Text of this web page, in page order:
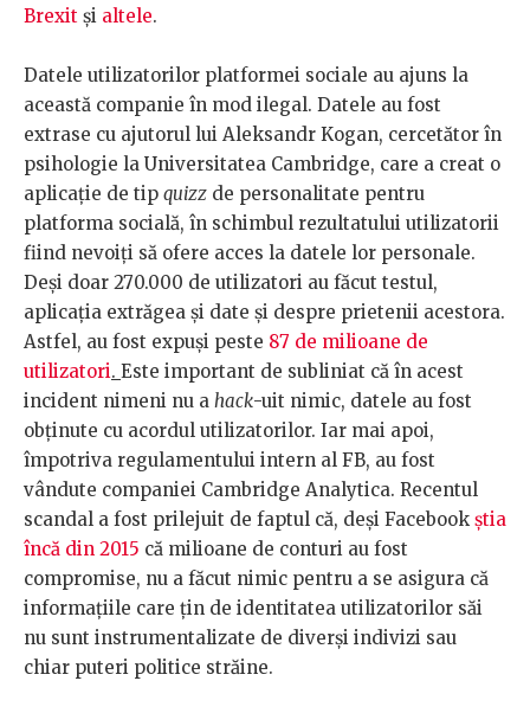
Brexit și altele.
Datele utilizatorilor platformei sociale au ajuns la
această companie în mod ilegal. Datele au fost
extrase cu ajutorul lui Aleksandr Kogan, cercetător în
psihologie la Universitatea Cambridge, care a creat o
aplicație de tip quizz de personalitate pentru
platforma socială, în schimbul rezultatului utilizatorii
fiind nevoiți să ofere acces la datele lor personale.
Deși doar 270.000 de utilizatori au făcut testul,
aplicația extrăgea și date și despre prietenii acestora.
Astfel, au fost expuși peste 87 de milioane de
utilizatori. Este important de subliniat că în acest
incident nimeni nu a hack-uit nimic, datele au fost
obținute cu acordul utilizatorilor. Iar mai apoi,
împotriva regulamentului intern al FB, au fost
vândute companiei Cambridge Analytica. Recentul
scandal a fost prilejuit de faptul că, deși Facebook știa
încă din 2015 că milioane de conturi au fost
compromise, nu a făcut nimic pentru a se asigura că
informațiile care țin de identitatea utilizatorilor săi
nu sunt instrumentalizate de diverși indivizi sau
chiar puteri politice străine.